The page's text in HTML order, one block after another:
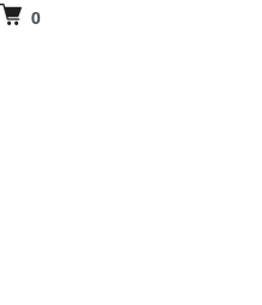
0